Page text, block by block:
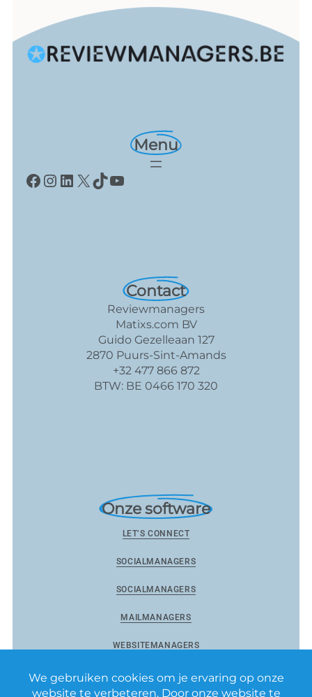
Menu
Facebook
Instagram
LinkedIn
X TikTok
YouTube
Contact
Reviewmanagers
Matixs.com BV
Guido Gezelleaan 127
2870 Puurs-Sint-Amands
+32 477 866 872
BTW: BE 0466 170 320
Onze software
LET’S CONNECT
SOCIALMANAGERS
SOCIALMANAGERS
MAILMANAGERS
WEBSITEMANAGERS